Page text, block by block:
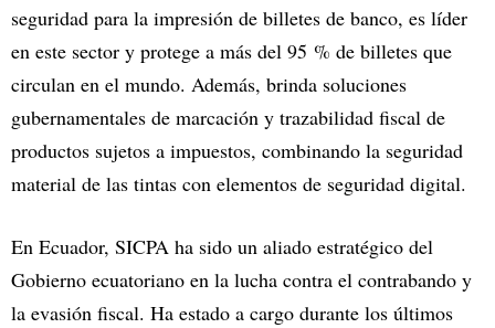
seguridad para la impresión de billetes de banco, es líder
en este sector y protege a más del 95 % de billetes que
circulan en el mundo. Además, brinda soluciones
gubernamentales de marcación y trazabilidad fiscal de
productos sujetos a impuestos, combinando la seguridad
material de las tintas con elementos de seguridad digital.
En Ecuador, SICPA ha sido un aliado estratégico del
Gobierno ecuatoriano en la lucha contra el contrabando y
la evasión fiscal. Ha estado a cargo durante los últimos